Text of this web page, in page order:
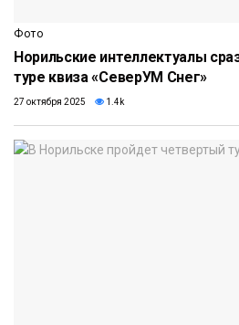
Фото
Норильские интеллектуалы
туре квиза «СеверУМ Снег»
27 октября 2025 1.4k